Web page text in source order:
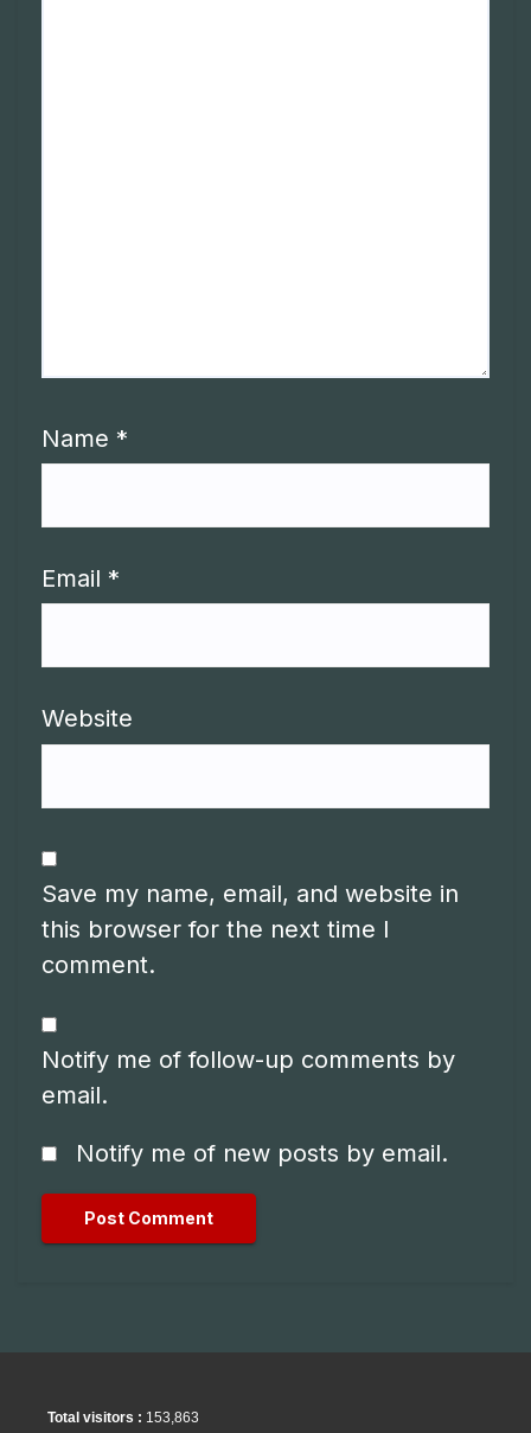
Name *
Email *
Website
Save my name, email, and website in
this browser for the next time I
comment.
Notify me of follow-up comments by
email.
Notify me of new posts by email.
Total visitors : 153,863